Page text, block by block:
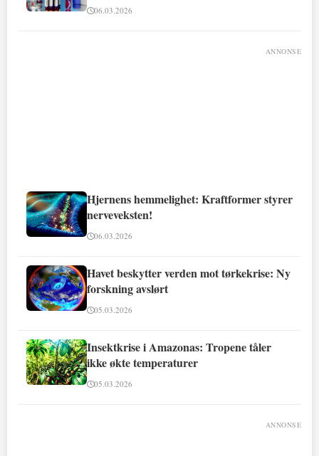
06.03.2026
ANNONSE
Hjernens hemmelighet: Kraftformer styrer
nerveveksten!
06.03.2026
Havet beskytter verden mot tørkekrise: Ny
forskning avslørt
05.03.2026
Insektkrise i Amazonas: Tropene tåler
ikke økte temperaturer
05.03.2026
ANNONSE